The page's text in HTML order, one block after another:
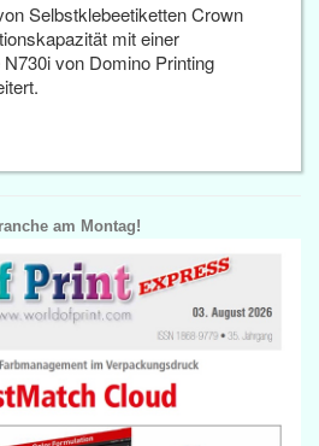
Selbstklebeetiketten Crown
mit einer
von Domino Printing
am Montag!